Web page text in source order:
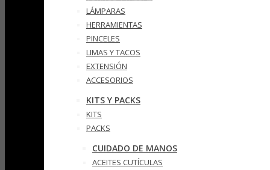
LÁMPARAS
HERRAMIENTAS
PINCELES
LIMAS Y TACOS
EXTENSIÓN
ACCESORIOS
KITS Y PACKS
KITS
PACKS
CUIDADO DE MANOS
ACEITES CUTÍCULAS